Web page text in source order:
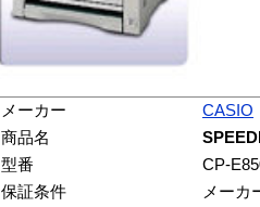
メーカー
CASIO
商品名
型番
CP-
保証条件
メーカ